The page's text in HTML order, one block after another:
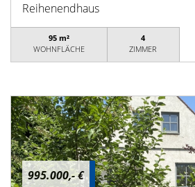
Reihenendhaus
95 m²
WOHNFLÄCHE
4
ZIMMER
995.000,- €